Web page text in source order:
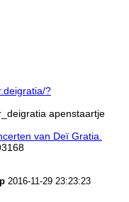
?
apenstaartje
van Deï Gratia.
2016-11-29 23:23:23